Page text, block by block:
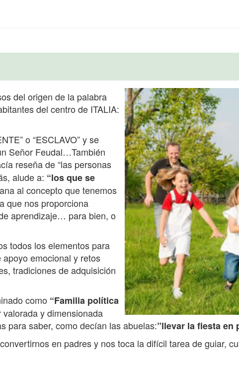
del origen de la palabra
del centro de ITALIA:
o “ESCLAVO” y se
Señor Feudal…También
reseña de “las personas
alude a: “los que se
al concepto que tenemos
que nos proporciona
aprendizaje… para bien, o
todos los elementos para
emocional y retos
tradiciones de adquisición
como “Familia política
y dimensionada
para saber, como decían las abuelas:”llevar la fiesta en
en padres y nos toca la difícil tarea de guiar,